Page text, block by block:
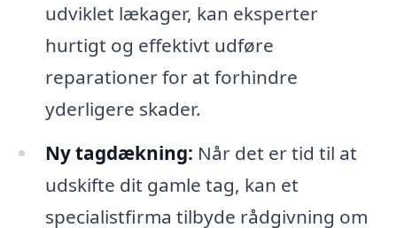
udviklet lækager, kan eksperter
hurtigt og effektivt udføre
reparationer for at forhindre
yderligere skader.
Ny tagdækning: Når det er tid til at
udskifte dit gamle tag, kan et
specialistfirma tilbyde rådgivning om